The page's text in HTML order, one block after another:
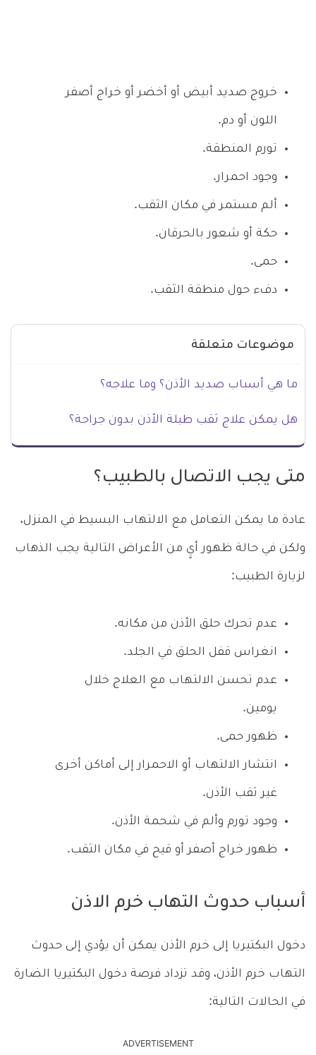
خروج صديد أبيض أو أخضر أو خراج أصفر
اللون أو دم.
تورم المنطقة.
وجود احمرار.
ألم مستمر في مكان الثقب.
حكة أو شعور بالحرقان.
حمى.
دفء حول منطقة الثقب.
موضوعات متعلقة
ما هي أسباب صديد الأذن؟ وما علاجه؟
هل يمكن علاج ثقب طبلة الأذن بدون جراحة؟
متى يجب الاتصال بالطبيب؟
عادة ما يمكن التعامل مع الالتهاب البسيط في المنزل،
ولكن في حالة ظهور أيٍ من الأعراض التالية يجب الذهاب
لزيارة الطبيب:
عدم تحرك حلق الأذن من مكانه.
انغراس قفل الحلق في الجلد.
عدم تحسن الالتهاب مع العلاج خلال
يومين.
ظهور حمى.
انتشار الالتهاب أو الاحمرار إلى أماكن أخرى
غير ثقب الأذن.
وجود تورم وألم في شحمة الأذن.
ظهور خراج أصفر أو قيح في مكان الثقب.
أسباب حدوث التهاب خرم الاذن
دخول البكتيريا إلى خرم الأذن يمكن أن يؤدي إلى حدوث
التهاب خرم الأذن، وقد تزداد فرصة دخول البكتيريا الضارة
في الحالات التالية:
ADVERTISEMENT